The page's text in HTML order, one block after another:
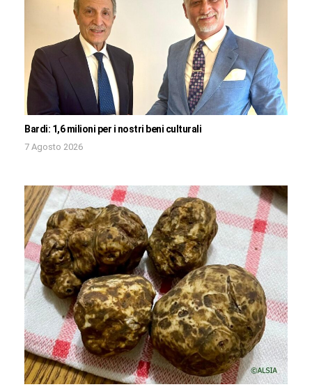
Bardi: 1,6 milioni per i nostri beni culturali
7 Agosto 2026